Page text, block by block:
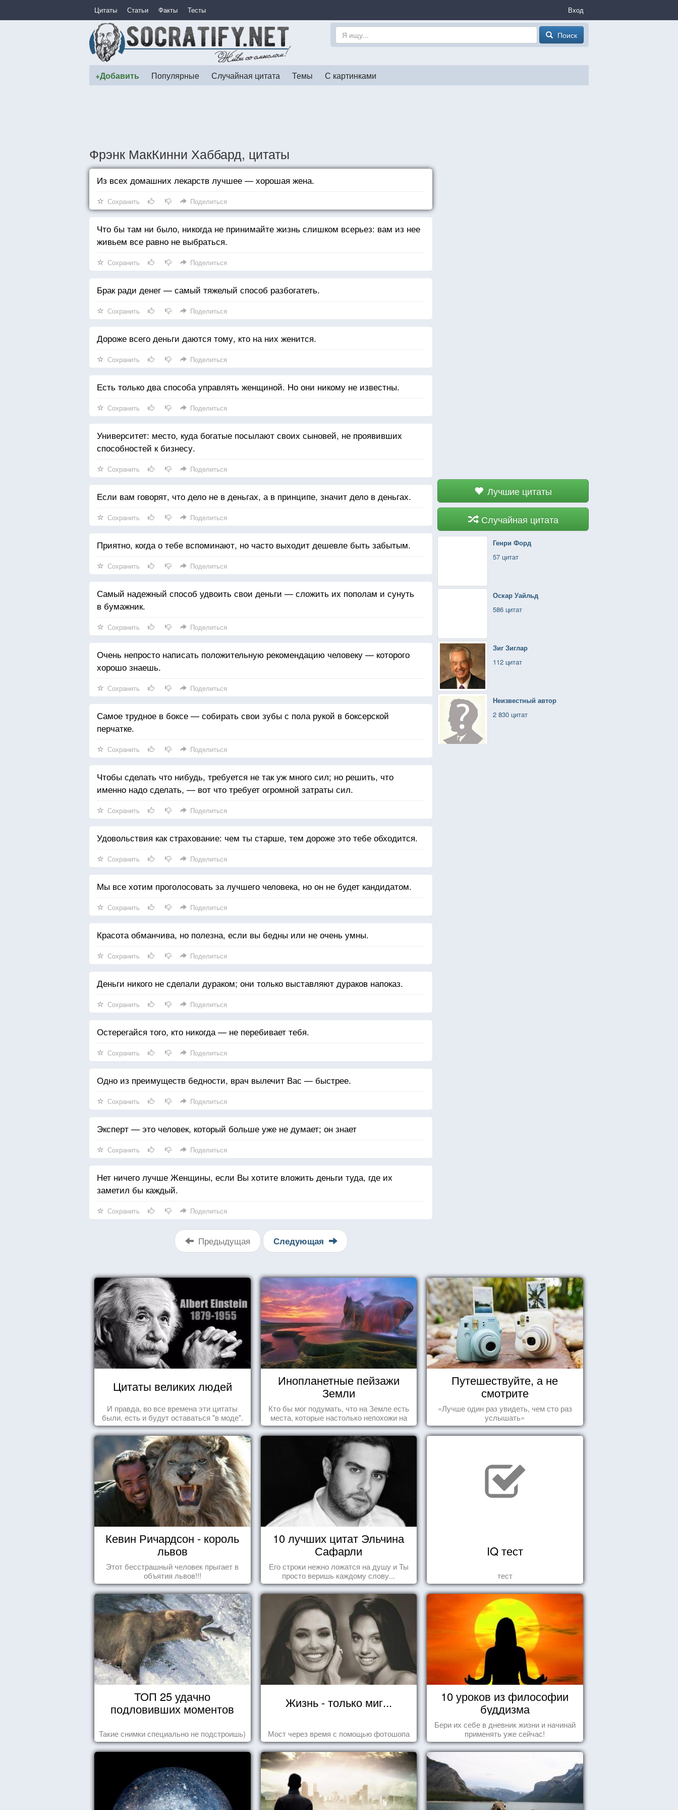
Цитаты Статьи Факты Тесты Вход
Поиск
+Добавить Популярные Случайная цитата Темы С картинками
Фрэнк МакКинни Хаббард, цитаты
Лучшие цитаты
Случайная цитата
Генри Форд
57 цитат
Оскар Уайльд
586 цитат
Зиг Зиглар
112 цитат
Неизвестный автор
2 830 цитат
Из всех домашних лекарств лучшее — хорошая жена.
Сохранить Поделиться
Что бы там ни было, никогда не принимайте жизнь слишком всерьез: вам из нее
живьем все равно не выбраться.
Сохранить Поделиться
Брак ради денег — самый тяжелый способ разбогатеть.
Сохранить Поделиться
Дороже всего деньги даются тому, кто на них женится.
Сохранить Поделиться
Есть только два способа управлять женщиной. Но они никому не известны.
Сохранить Поделиться
Университет: место, куда богатые посылают своих сыновей, не проявивших
способностей к бизнесу.
Сохранить Поделиться
Если вам говорят, что дело не в деньгах, а в принципе, значит дело в деньгах.
Сохранить Поделиться
Приятно, когда о тебе вспоминают, но часто выходит дешевле быть забытым.
Сохранить Поделиться
Самый надежный способ удвоить свои деньги — сложить их пополам и сунуть
в бумажник.
Сохранить Поделиться
Очень непросто написать положительную рекомендацию человеку — которого
хорошо знаешь.
Сохранить Поделиться
Самое трудное в боксе — собирать свои зубы с пола рукой в боксерской
перчатке.
Сохранить Поделиться
Чтобы сделать что нибудь, требуется не так уж много сил; но решить, что
именно надо сделать, — вот что требует огромной затраты сил.
Сохранить Поделиться
Удовольствия как страхование: чем ты старше, тем дороже это тебе обходится.
Сохранить Поделиться
Мы все хотим проголосовать за лучшего человека, но он не будет кандидатом.
Сохранить Поделиться
Красота обманчива, но полезна, если вы бедны или не очень умны.
Сохранить Поделиться
Деньги никого не сделали дураком; они только выставляют дураков напоказ.
Сохранить Поделиться
Остерегайся того, кто никогда — не перебивает тебя.
Сохранить Поделиться
Одно из преимуществ бедности, врач вылечит Вас — быстрее.
Сохранить Поделиться
Эксперт — это человек, который больше уже не думает; он знает
Сохранить Поделиться
Нет ничего лучше Женщины, если Вы хотите вложить деньги туда, где их
заметил бы каждый.
Сохранить Поделиться
Предыдущая Следующая
Цитаты великих людей
И правда, во все времена эти цитаты
были, есть и будут оставаться "в моде".
Инопланетные пейзажи
Земли
Кто бы мог подумать, что на Земле есть
места, которые настолько непохожи на
привычные для человечества пейзажи,
что кажутся и вовсе инопланетными!
Путешествуйте, а не
смотрите
«Лучше один раз увидеть, чем сто раз
услышать»
Кевин Ричардсон - король
львов
Этот бесстрашный человек прыгает в
объятия львов!!!
10 лучших цитат Эльчина
Сафарли
Его строки нежно ложатся на душу и Ты
просто веришь каждому слову...
IQ тест
тест
ТОП 25 удачно
подловивших моментов
Такие снимки специально не подстроишь)
Жизнь - только миг...
Мост через время с помощью фотошопа
10 уроков из философии
буддизма
Бери их себе в дневник жизни и начинай
применять уже сейчас!